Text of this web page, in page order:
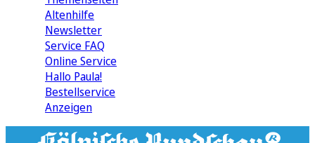
Altenhilfe
Newsletter
Service FAQ
Online Service
Hallo Paula!
Bestellservice
Anzeigen